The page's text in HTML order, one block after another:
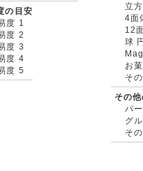
の目安
度 1
度 2
度 3
度 4
度 5
立
4面
12
球
お
そ
その
パ
グ
そ